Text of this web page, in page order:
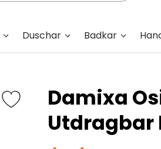
Duschar Badkar
Damixa
Utdragbar